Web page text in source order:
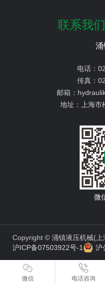
联系我
涌
电话：
传真：
邮箱：
地址：
上海
微
Copyright © 涌镇液压机械(
沪ICP备07503922号-1
沪
微信 电话咨询